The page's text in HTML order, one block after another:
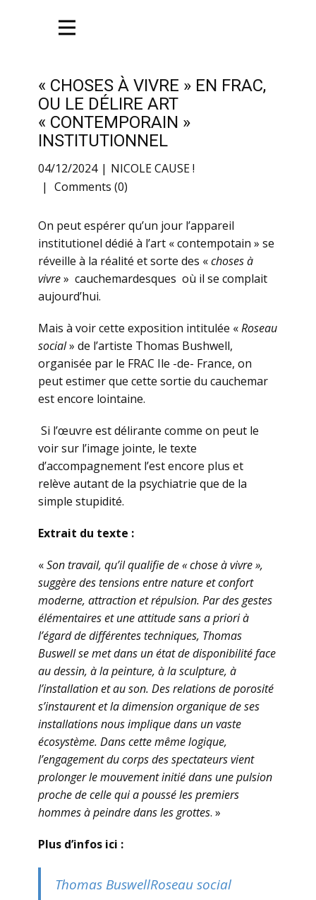
« CHOSES À VIVRE » EN FRAC,
OU LE DÉLIRE ART
« CONTEMPORAIN »
INSTITUTIONNEL
04/12/2024
NICOLE CAUSE !
Comments (0)
On peut espérer qu’un jour l’appareil
institutionel dédié à l’art « contempotain » se
réveille à la réalité et sorte des «choses à
vivre» cauchemardesques où il se complait
aujourd’hui.
Mais à voir cette exposition intitulée «Roseau
social» de l’artiste Thomas Bushwell,
organisée par le FRAC Ile -de- France, on
peut estimer que cette sortie du cauchemar
est encore lointaine.
Si l’œuvre est délirante comme on peut le
voir sur l’image jointe, le texte
d’accompagnement l’est encore plus et
relève autant de la psychiatrie que de la
simple stupidité.
Extrait du texte :
«Son travail, qu’il qualifie de « chose à vivre »,
suggère des tensions entre nature et confort
moderne, attraction et répulsion. Par des gestes
élémentaires et une attitude sans a priori à
l’égard de différentes techniques, Thomas
Buswell se met dans un état de disponibilité face
au dessin, à la peinture, à la sculpture, à
l’installation et au son. Des relations de porosité
s’instaurent et la dimension organique de ses
installations nous implique dans un vaste
écosystème. Dans cette même logique,
l’engagement du corps des spectateurs vient
prolonger le mouvement initié dans une pulsion
proche de celle qui a poussé les premiers
hommes à peindre dans les grottes. »
Plus d’infos ici :
Thomas BuswellRoseau social